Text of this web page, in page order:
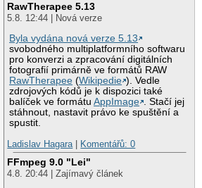
RawTherapee 5.13
5.8. 12:44 | Nová verze
Byla vydána nová verze 5.13
svobodného multiplatformního softwaru
pro konverzi a zpracování digitálních
fotografií primárně ve formátů RAW
RawTherapee (Wikipedie ). Vedle
zdrojových kódů je k dispozici také
balíček ve formátuAppImage . Stačí jej
stáhnout, nastavit právo ke spuštění a
spustit.
Ladislav Hagara
Komentářů: 0
FFmpeg 9.0 "Lei"
4.8. 20:44 | Zajímavý článek